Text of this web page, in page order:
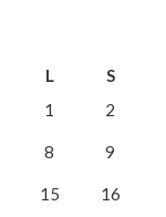
L
S
1
2
8 9
15 16